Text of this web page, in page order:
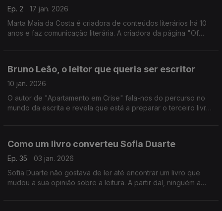
Ep. 2
17 jan. 2026
Marta Maia da Costa é criadora de conteúdos literários há 10
anos e faz comunicação literária. A criadora da página "Of
Bruno Leão, o leitor que queria ser escritor
10 jan. 2026
O autor de "Apartamento em Crise" fala-nos do percurso no
mundo da escrita e revela que está a preparar o terceiro livro.
Como um livro converteu Sofia Duarte
Ep. 35
03 jan. 2026
Sofia Duarte não gostava de ler até encontrar um livro que
mudou a sua opinião sobre a leitura. A partir daí, ninguém a